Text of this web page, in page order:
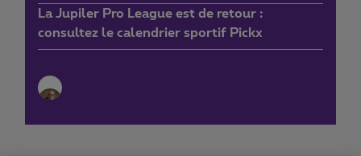
La Jupiler Pro League est de retour :
consultez le calendrier sportif Pickx